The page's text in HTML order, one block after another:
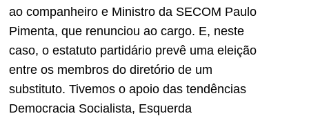
ao companheiro e Ministro da SECOM Paulo
Pimenta, que renunciou ao cargo. E, neste
caso, o estatuto partidário prevê uma eleição
entre os membros do diretório de um
substituto. Tivemos o apoio das tendências
Democracia Socialista, Esquerda